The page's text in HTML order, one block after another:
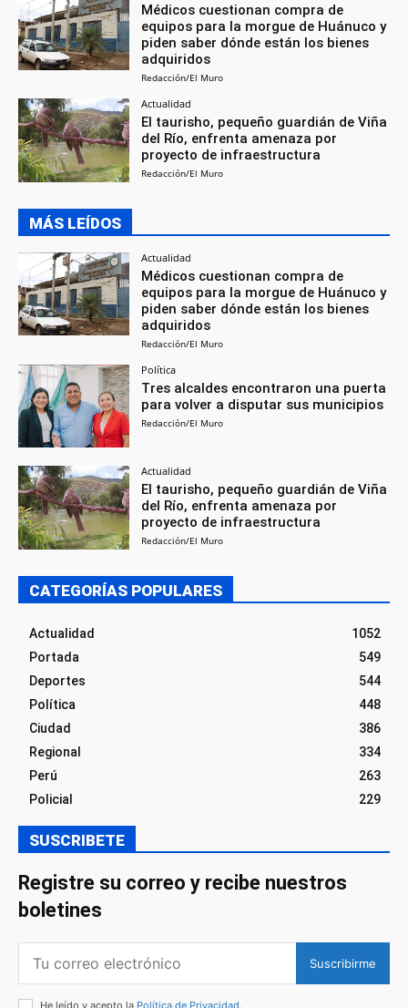
Médicos cuestionan compra de
equipos para la morgue de Huánuco y
piden saber dónde están los bienes
adquiridos
Redacción/El Muro
Actualidad
El taurisho, pequeño guardián de Viña
del Río, enfrenta amenaza por
proyecto de infraestructura
Redacción/El Muro
MÁS LEÍDOS
Actualidad
Médicos cuestionan compra de
equipos para la morgue de Huánuco y
piden saber dónde están los bienes
adquiridos
Redacción/El Muro
Política
Tres alcaldes encontraron una puerta
para volver a disputar sus municipios
Redacción/El Muro
Actualidad
El taurisho, pequeño guardián de Viña
del Río, enfrenta amenaza por
proyecto de infraestructura
Redacción/El Muro
CATEGORÍAS POPULARES
Actualidad
1052
Portada
549
Deportes
544
Política
448
Ciudad
386
Regional
334
Perú
263
Policial
229
SUSCRIBETE
Registre su correo y recibe nuestros
boletines
Suscribirme